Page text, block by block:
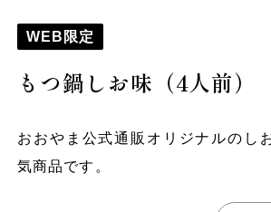
WEB限定
もつ鍋しお味（4人前）
おおやま公式通販オリジナルのし
気商品です。